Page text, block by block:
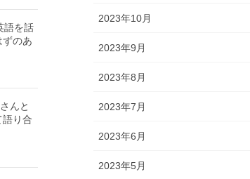
語を話
のあ
んと
り合
2023年10月
2023年9月
2023年8月
2023年7月
2023年6月
2023年5月